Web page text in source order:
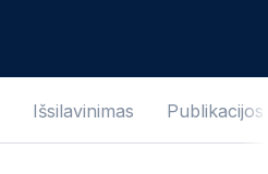
Išsilavinimas Publikacijos